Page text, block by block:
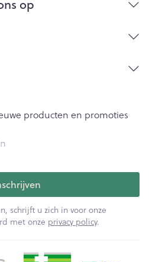
op
producten en promoties
schrijft u zich in voor onze
met onze privacy policy.